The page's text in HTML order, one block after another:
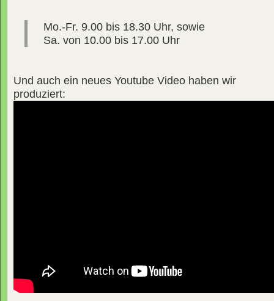
Mo.-Fr. 9.00 bis 18.30 Uhr, sowie
Sa. von 10.00 bis 17.00 Uhr
Und auch ein neues Youtube Video haben wir
produziert: